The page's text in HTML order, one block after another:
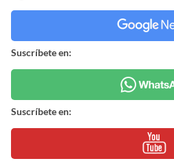
Suscríbete en:
Suscríbete en: